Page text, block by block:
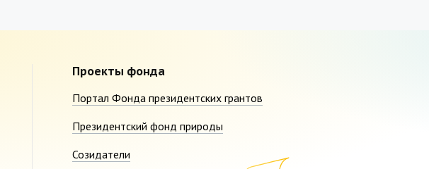
Проекты фонда
Портал Фонда президентских грантов
Президентский фонд природы
Созидатели